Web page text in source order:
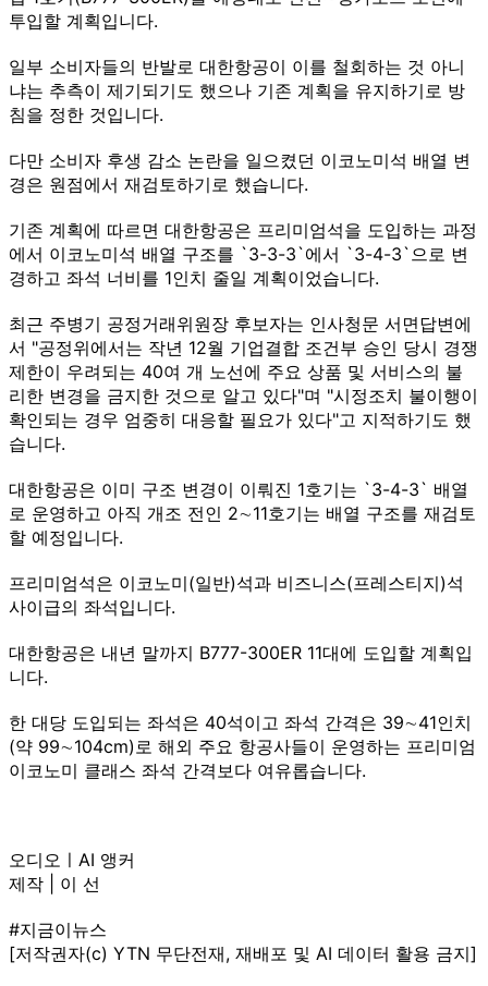
투입할 계획입니다.
일부 소비자들의 반발로 대한항공이 이를 철회하는 것 아니
냐는 추측이 제기되기도 했으나 기존 계획을 유지하기로 방
침을 정한 것입니다.
다만 소비자 후생 감소 논란을 일으켰던 이코노미석 배열 변
경은 원점에서 재검토하기로 했습니다.
기존 계획에 따르면 대한항공은 프리미엄석을 도입하는 과정
에서 이코노미석 배열 구조를 `3-3-3`에서 `3-4-3`으로 변
경하고 좌석 너비를 1인치 줄일 계획이었습니다.
최근 주병기 공정거래위원장 후보자는 인사청문 서면답변에
서 "공정위에서는 작년 12월 기업결합 조건부 승인 당시 경쟁
제한이 우려되는 40여 개 노선에 주요 상품 및 서비스의 불
리한 변경을 금지한 것으로 알고 있다"며 "시정조치 불이행이
확인되는 경우 엄중히 대응할 필요가 있다"고 지적하기도 했
습니다.
대한항공은 이미 구조 변경이 이뤄진 1호기는 `3-4-3` 배열
로 운영하고 아직 개조 전인 2∼11호기는 배열 구조를 재검토
할 예정입니다.
프리미엄석은 이코노미(일반)석과 비즈니스(프레스티지)석
사이급의 좌석입니다.
대한항공은 내년 말까지 B777-300ER 11대에 도입할 계획입
니다.
한 대당 도입되는 좌석은 40석이고 좌석 간격은 39∼41인치
(약 99∼104cm)로 해외 주요 항공사들이 운영하는 프리미엄
이코노미 클래스 좌석 간격보다 여유롭습니다.
오디오ㅣAI 앵커
제작 | 이 선
#지금이뉴스
[저작권자(c) YTN 무단전재, 재배포 및 AI 데이터 활용 금지]